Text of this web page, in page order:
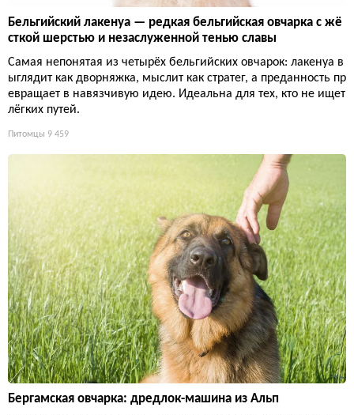
Бельгийский лакенуа — редкая бельгийская овчарка с жё
сткой шерстью и незаслуженной тенью славы
Самая непонятая из четырёх бельгийских овчарок: лакенуа в
ыглядит как дворняжка, мыслит как стратег, а преданность пр
евращает в навязчивую идею. Идеальна для тех, кто не ищет
лёгких путей.
Питомцы 9 459
Бергамская овчарка: дредлок-машина из Альп